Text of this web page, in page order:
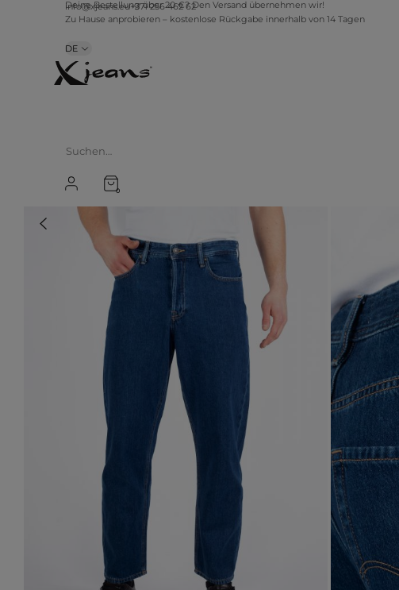
info@xjeans.eu+371 256 462 62
Deine Bestellung über 20 €? Den Versand übernehmen wir!
Zu Hause anprobieren – kostenlose Rückgabe innerhalb von 14 Tagen
DE
0